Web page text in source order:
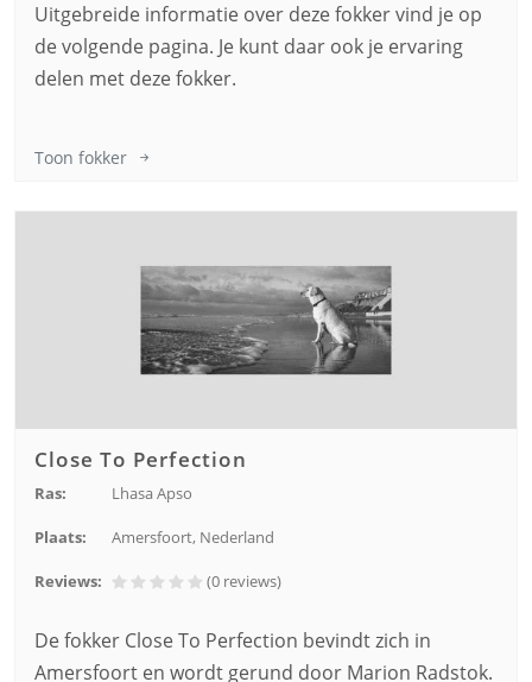
Uitgebreide informatie over deze fokker vind je op
de volgende pagina. Je kunt daar ook je ervaring
delen met deze fokker.
Toon fokker
Close To Perfection
Ras: Lhasa Apso
Plaats: Amersfoort, Nederland
Reviews: (0 reviews)
De fokker Close To Perfection bevindt zich in
Amersfoort en wordt gerund door Marion Radstok.